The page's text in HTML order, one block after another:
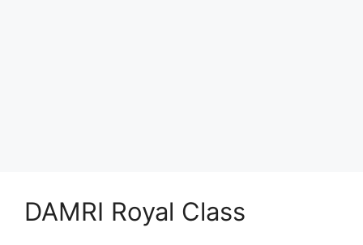
DAMRI Royal Class